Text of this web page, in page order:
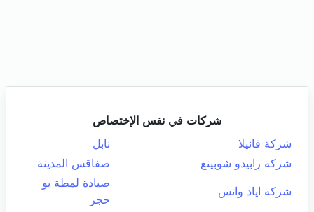
شركات في نفس الإختصاص
شركة فانيلا
نابل
شركة رابيدو شوبينغ
صفاقس المدينة
شركة اياد وانس
صيادة لمطة بو
حجر